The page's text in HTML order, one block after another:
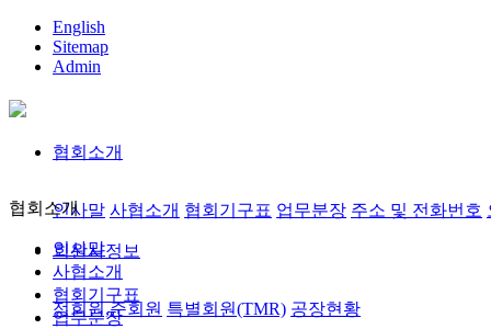
English
Sitemap
Admin
협회소개
인사말 사협소개 협회기구표 업무분장 주소 및 전화번호
회원사정보
정회원,준회원 특별회원(TMR) 공장현황
협회소개
인사말
사협소개
협회기구표
업무분장